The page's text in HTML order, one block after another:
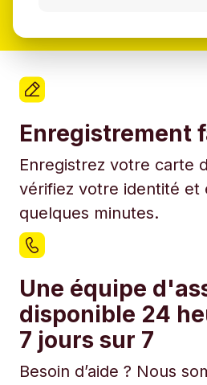
Enregistrement
Enregistrez votre carte
vérifiez votre identité et
quelques minutes.
Une équipe
disponible 24
7 jours sur 7
Besoin d’aide ? Nous